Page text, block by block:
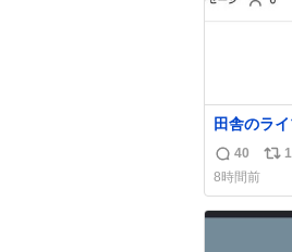
田舎のラ
界」を発見
返
信
数
40
リ
ス
8時間前